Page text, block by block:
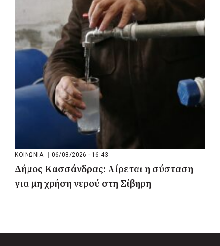
του ΕΣΥ με 34 νέα ασθενοφόρα από
πόρους του ΕΣΠΑ
ΚΟΙΝΩΝΙΑ | 06/08/2026 · 16:43
Δήμος Κασσάνδρας: Αίρεται η σύσταση
για μη χρήση νερού στη Σίβηρη